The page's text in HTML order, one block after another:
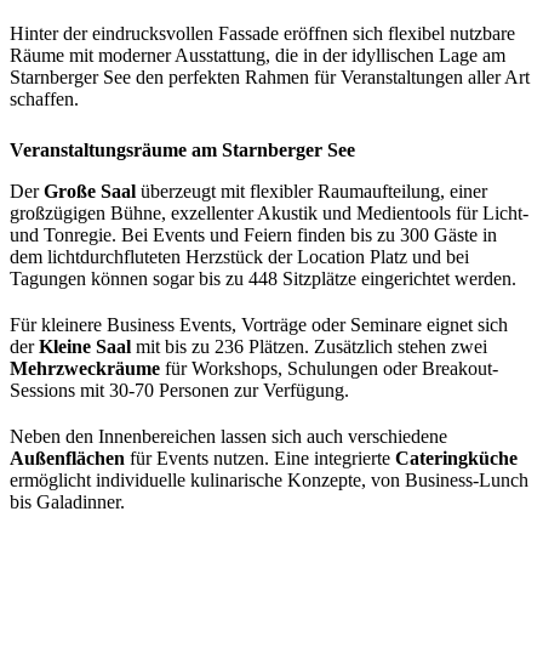
Hinter der eindrucksvollen Fassade eröffnen sich flexibel nutzbare
Räume mit moderner Ausstattung, die in der idyllischen Lage am
Starnberger See den perfekten Rahmen für Veranstaltungen aller Art
schaffen.
Veranstaltungsräume am Starnberger See
DerGroße Saal überzeugt mit flexibler Raumaufteilung, einer
großzügigen Bühne, exzellenter Akustik und Medientools für Licht-
und Tonregie. Bei Events und Feiern finden bis zu 300 Gäste in
dem lichtdurchfluteten Herzstück der Location Platz und bei
Tagungen können sogar bis zu 448 Sitzplätze eingerichtet werden.
Für kleinere Business Events, Vorträge oder Seminare eignet sich
derKleine Saal mit bis zu 236 Plätzen. Zusätzlich stehen zwei
Mehrzweckräume für Workshops, Schulungen oder Breakout-
Sessions mit 30-70 Personen zur Verfügung.
Neben den Innenbereichen lassen sich auch verschiedene
Außenflächen für Events nutzen. Eine integrierte Cateringküche
ermöglicht individuelle kulinarische Konzepte, von Business-Lunch
bis Galadinner.